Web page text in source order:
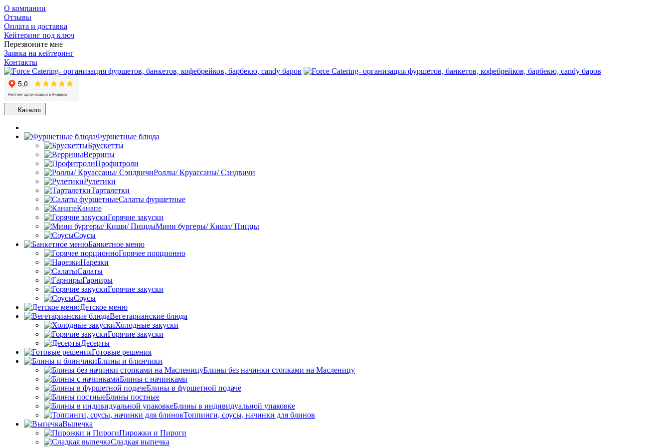
О компании
Отзывы
Оплата и доставка
Кейтеринг под ключ
Перезвоните мне
Заявка на кейтеринг
Контакты
Каталог
Фуршетные блюда
Брускетты
Веррины
Профитроли
Роллы/ Круассаны/ Сэндвичи
Рулетики
Тарталетки
Салаты фуршетные
Канапе
Горячие закуски
Мини бургеры/ Киши/ Пиццы
Соусы
Банкетное меню
Горячее порционно
Нарезки
Салаты
Гарниры
Горячие закуски
Соусы
Детское меню
Вегетарианские блюда
Холодные закуски
Горячие закуски
Десерты
Готовые решения
Блины и блинчики
Блины без начинки стопками на Масленицу
Блины с начинками
Блины в фуршетной подаче
Блины постные
Блины в индивидуальной упаковке
Топпинги, соусы, начинки для блинов
Выпечка
Пирожки и Пироги
Сладкая выпечка